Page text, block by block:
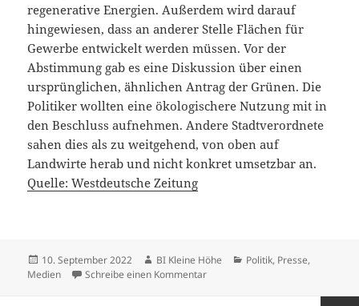
regenerative Energien. Außerdem wird darauf
hingewiesen, dass an anderer Stelle Flächen für
Gewerbe entwickelt werden müssen. Vor der
Abstimmung gab es eine Diskussion über einen
ursprünglichen, ähnlichen Antrag der Grünen. Die
Politiker wollten eine ökologischere Nutzung mit in
den Beschluss aufnehmen. Andere Stadtverordnete
sahen dies als zu weitgehend, von oben auf
Landwirte herab und nicht konkret umsetzbar an.
Quelle: Westdeutsche Zeitung
Veröffentlicht
am
10. September 2022 Autor
BI Kleine Höhe Kategorien
Politik, Presse,
Medien
Schreibe einen Kommentarzu Wuppertaler Kleine Höhe